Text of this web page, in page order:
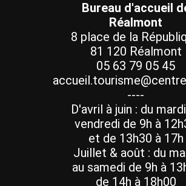
Bureau d'accueil
Réalmont
8 place de la
81 120 Réalmont
05 63 79 05 45
----
D'avril à juin : du
vendredi de 9h à
et de 13h30 à 17h
Juillet & août : du
au samedi de 9h à
de 14h à 18h00